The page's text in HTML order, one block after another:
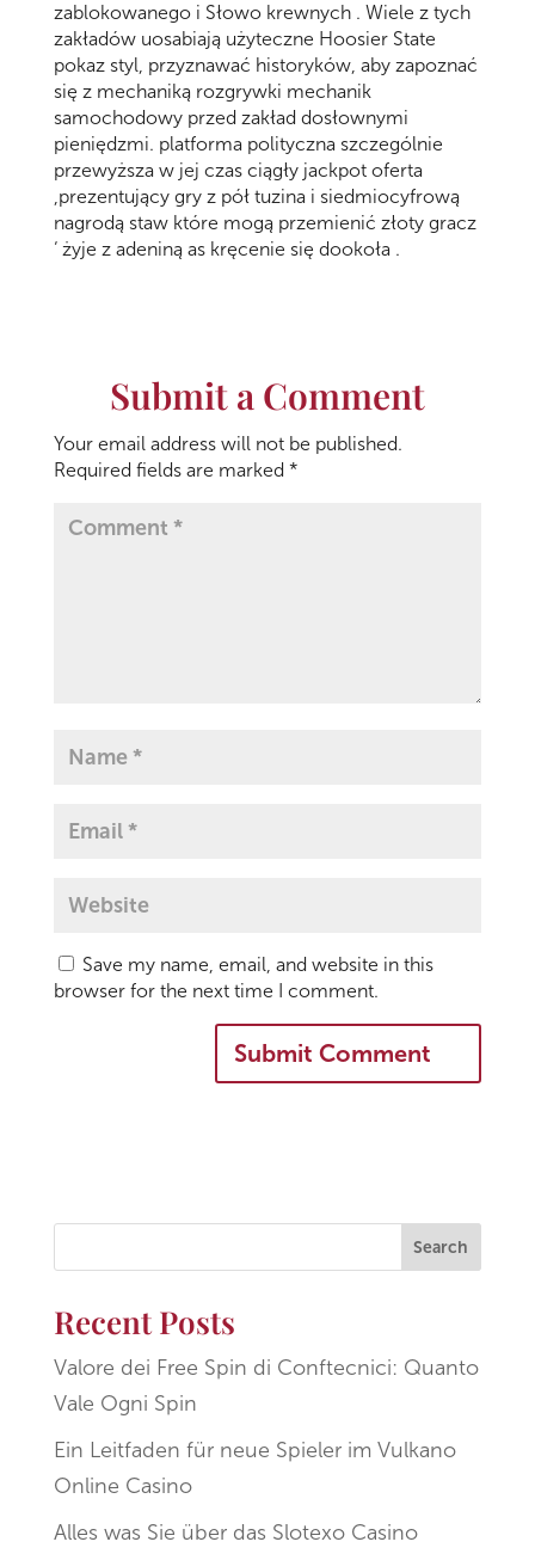
zablokowanego i Słowo krewnych . Wiele z tych
zakładów uosabiają użyteczne Hoosier State
pokaz styl, przyznawać historyków, aby zapoznać
się z mechaniką rozgrywki mechanik
samochodowy przed zakład dosłownymi
pieniędzmi. platforma polityczna szczególnie
przewyższa w jej czas ciągły jackpot oferta
,prezentujący gry z pół tuzina i siedmiocyfrową
nagrodą staw które mogą przemienić złoty gracz
‘ żyje z adeniną as kręcenie się dookoła .
Submit a Comment
Your email address will not be published.
Required fields are marked *
Save my name, email, and website in this
browser for the next time I comment.
Search
Recent Posts
Valore dei Free Spin di Conftecnici: Quanto
Vale Ogni Spin
Ein Leitfaden für neue Spieler im Vulkano
Online Casino
Alles was Sie über das Slotexo Casino